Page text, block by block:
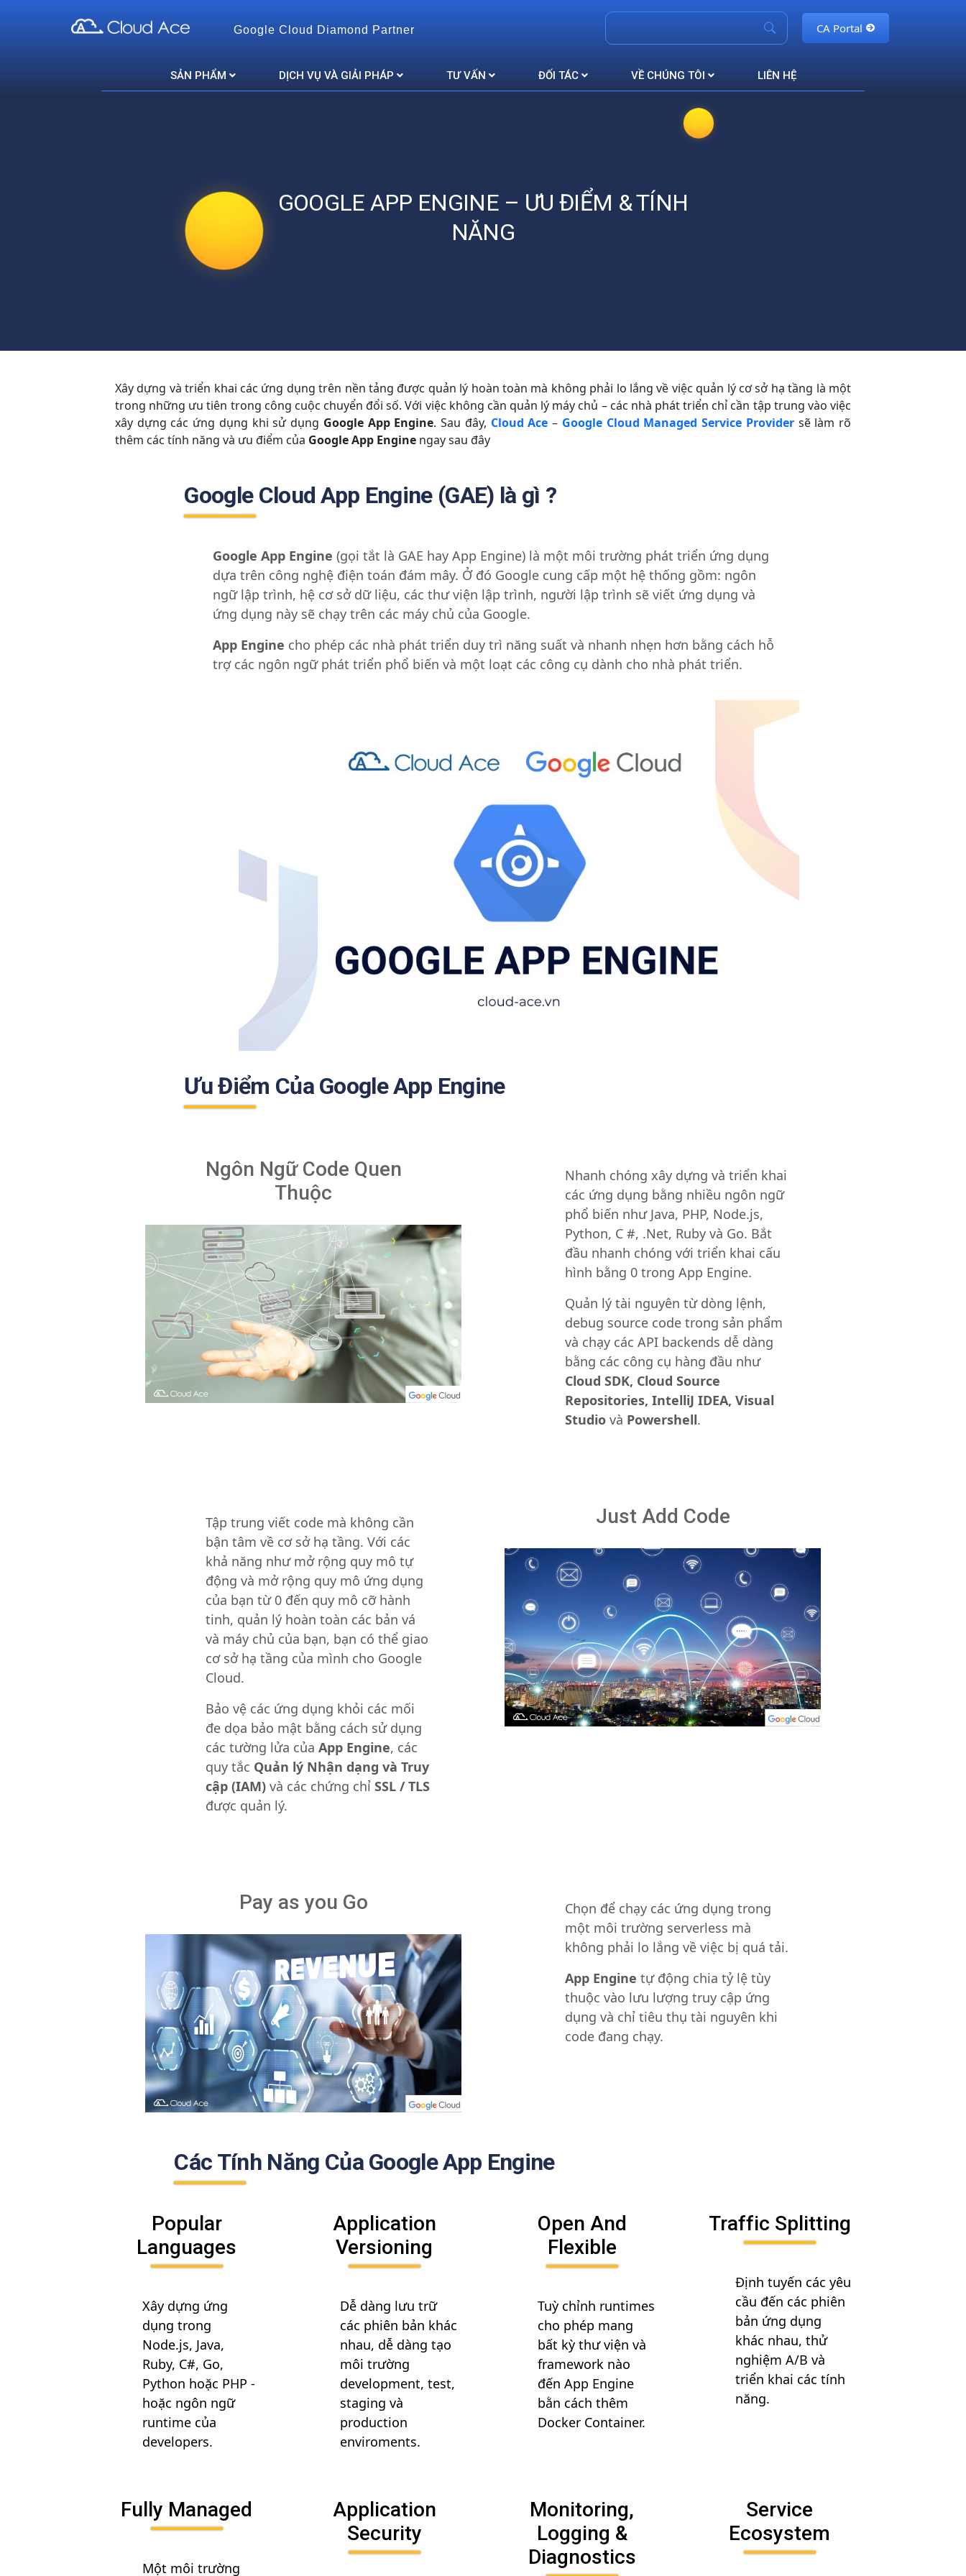
Google Cloud Diamond Partner CA Portal
SẢN PHẨM DỊCH VỤ VÀ GIẢI PHÁP TƯ VẤN ĐỐI TÁC VỀ CHÚNG TÔI LIÊN HỆ
GOOGLE APP ENGINE – ƯU ĐIỂM & TÍNH
NĂNG
Xây dựng và triển khai các ứng dụng trên nền tảng được quản lý hoàn toàn mà không phải lo lắng về việc quản lý cơ sở hạ tầng là một
trong những ưu tiên trong công cuộc chuyển đổi số. Với việc không cần quản lý máy chủ – các nhà phát triển chỉ cần tập trung vào việc
xây dựng các ứng dụng khi sử dụng Google App Engine. Sau đây, Cloud Ace – Google Cloud Managed Service Providersẽ làm rõ
thêm các tính năng và ưu điểm của Google App Engine ngay sau đây
Google Cloud App Engine (GAE) là gì ?
Google App Engine (gọi tắt là GAE hay App Engine) là một môi trường phát triển ứng dụng
dựa trên công nghệ điện toán đám mây. Ở đó Google cung cấp một hệ thống gồm: ngôn
ngữ lập trình, hệ cơ sở dữ liệu, các thư viện lập trình, người lập trình sẽ viết ứng dụng và
ứng dụng này sẽ chạy trên các máy chủ của Google.
App Engine cho phép các nhà phát triển duy trì năng suất và nhanh nhẹn hơn bằng cách hỗ
trợ các ngôn ngữ phát triển phổ biến và một loạt các công cụ dành cho nhà phát triển.
Ưu Điểm Của Google App Engine
Ngôn Ngữ Code Quen
Thuộc
Nhanh chóng xây dựng và triển khai
các ứng dụng bằng nhiều ngôn ngữ
phổ biến như Java, PHP, Node.js,
Python, C #, .Net, Ruby và Go. Bắt
đầu nhanh chóng với triển khai cấu
hình bằng 0 trong App Engine.
Quản lý tài nguyên từ dòng lệnh,
debug source code trong sản phẩm
và chạy các API backends dễ dàng
bằng các công cụ hàng đầu như
Cloud SDK, Cloud Source
Repositories, IntelliJ IDEA, Visual
Studio và Powershell.
Tập trung viết code mà không cần
bận tâm về cơ sở hạ tầng. Với các
khả năng như mở rộng quy mô tự
động và mở rộng quy mô ứng dụng
của bạn từ 0 đến quy mô cỡ hành
tinh, quản lý hoàn toàn các bản vá
và máy chủ của bạn, bạn có thể giao
cơ sở hạ tầng của mình cho Google
Cloud.
Bảo vệ các ứng dụng khỏi các mối
đe dọa bảo mật bằng cách sử dụng
các tường lửa của App Engine, các
quy tắc Quản lý Nhận dạng và Truy
cập (IAM) và các chứng chỉ SSL / TLS
được quản lý.
Just Add Code
Pay as you Go
Chọn để chạy các ứng dụng trong
một môi trường serverless mà
không phải lo lắng về việc bị quá tải.
App Engine tự động chia tỷ lệ tùy
thuộc vào lưu lượng truy cập ứng
dụng và chỉ tiêu thụ tài nguyên khi
code đang chạy.
Các Tính Năng Của Google App Engine
Popular
Languages
Xây dựng ứng
dụng trong
Node.js, Java,
Ruby, C#, Go,
Python hoặc PHP -
hoặc ngôn ngữ
runtime của
developers.
Application
Versioning
Dễ dàng lưu trữ
các phiên bản khác
nhau, dễ dàng tạo
môi trường
development, test,
staging và
production
enviroments.
Open And
Flexible
Tuỳ chỉnh runtimes
cho phép mang
bất kỳ thư viện và
framework nào
đến App Engine
bằn cách thêm
Docker Container.
Traffic Splitting
Định tuyến các yêu
cầu đến các phiên
bản ứng dụng
khác nhau, thử
nghiệm A/B và
triển khai các tính
năng.
Fully Managed
Một môi trường
Application
Security
Monitoring,
Logging &
Diagnostics
Service
Ecosystem